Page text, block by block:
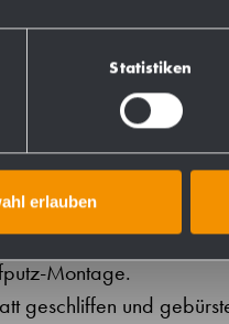
Statistiken
erlauben
Montage.
geschliffen und